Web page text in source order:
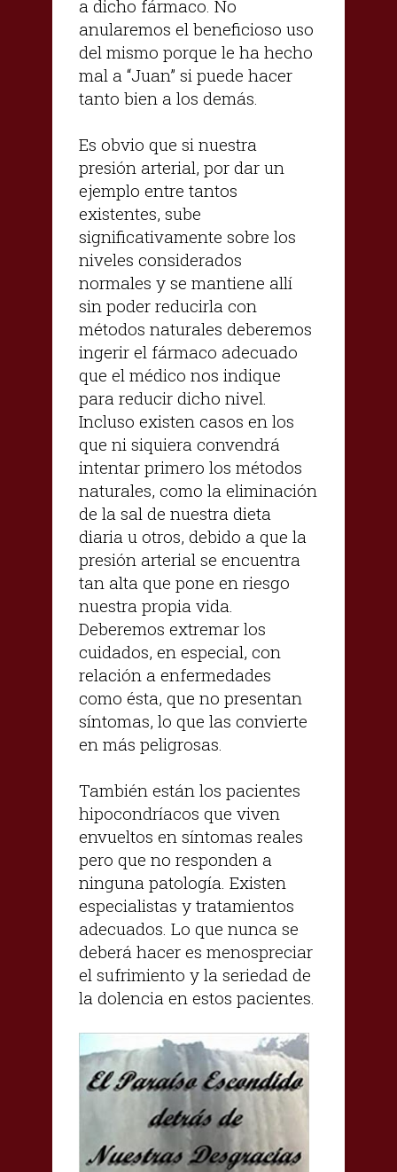
a dicho fármaco. No
anularemos el beneficioso uso
del mismo porque le ha hecho
mal a “Juan” si puede hacer
tanto bien a los demás.
Es obvio que si nuestra
presión arterial, por dar un
ejemplo entre tantos
existentes, sube
significativamente sobre los
niveles considerados
normales y se mantiene allí
sin poder reducirla con
métodos naturales deberemos
ingerir el fármaco adecuado
que el médico nos indique
para reducir dicho nivel.
Incluso existen casos en los
que ni siquiera convendrá
intentar primero los métodos
naturales, como la eliminación
de la sal de nuestra dieta
diaria u otros, debido a que la
presión arterial se encuentra
tan alta que pone en riesgo
nuestra propia vida.
Deberemos extremar los
cuidados, en especial, con
relación a enfermedades
como ésta, que no presentan
síntomas, lo que las convierte
en más peligrosas.
También están los pacientes
hipocondríacos que viven
envueltos en síntomas reales
pero que no responden a
ninguna patología. Existen
especialistas y tratamientos
adecuados. Lo que nunca se
deberá hacer es menospreciar
el sufrimiento y la seriedad de
la dolencia en estos pacientes.